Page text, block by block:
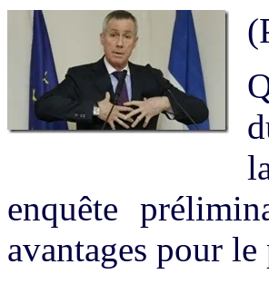
enquête
avantages pour